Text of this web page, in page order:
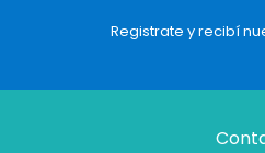
Registrate y recibí